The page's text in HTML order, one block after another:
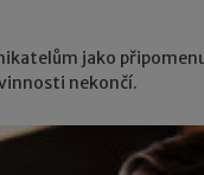
jako
nekončí.